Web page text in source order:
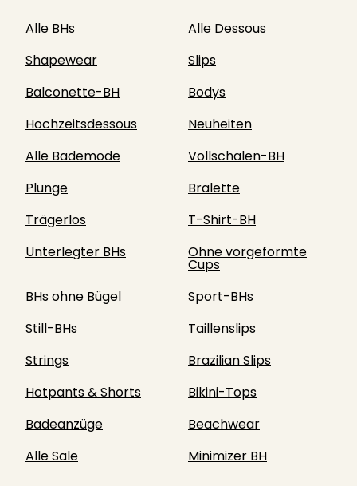
Alle BHs
Alle Dessous
Shapewear
Slips
Balconette-BH
Bodys
Hochzeitsdessous
Neuheiten
Alle Bademode
Vollschalen-BH
Plunge
Bralette
Trägerlos
T-Shirt-BH
Unterlegter BHs
Ohne vorgeformte
Cups
BHs ohne Bügel
Sport-BHs
Still-BHs
Taillenslips
Strings
Brazilian Slips
Hotpants & Shorts
Bikini-Tops
Badeanzüge
Beachwear
Alle Sale
Minimizer BH